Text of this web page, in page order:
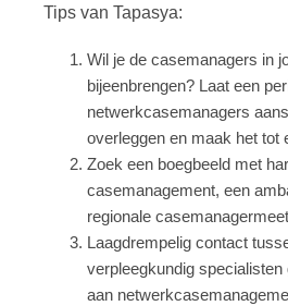
Tips van Tapasya:
Wil je de casemanagers in
bijeenbrengen? Laat een
netwerkcasemanagers
overleggen en maak het tot
Zoek een boegbeeld met
casemanagement, een
regionale
Laagdrempelig contact
verpleegkundig
aan